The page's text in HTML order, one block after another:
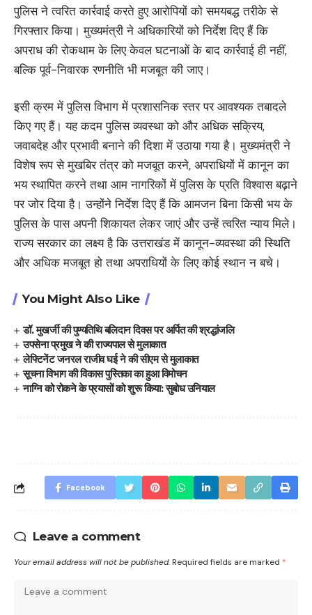
पुलिस ने त्वरित कार्रवाई करते हुए आरोपियों को समयबद्ध तरीके से
गिरफ्तार किया। मुख्यमंत्री ने अधिकारियों को निर्देश दिए हैं कि
अपराध की रोकथाम के लिए केवल घटनाओं के बाद कार्रवाई ही नहीं,
बल्कि पूर्व-निवारक रणनीति भी मजबूत की जाए।
इसी क्रम में पुलिस विभाग में प्रशासनिक स्तर पर आवश्यक तबादले
किए गए हैं। यह कदम पुलिस व्यवस्था को और अधिक सक्रिय,
जवाबदेह और प्रभावी बनाने की दिशा में उठाया गया है। मुख्यमंत्री ने
विशेष रूप से मुखबिर तंत्र को मजबूत करने, अपराधियों में कानून का
भय स्थापित करने तथा आम नागरिकों में पुलिस के प्रति विश्वास बढ़ाने
पर जोर दिया है। उन्होंने निर्देश दिए हैं कि आमजन बिना किसी भय के
पुलिस के पास अपनी शिकायत लेकर जाएं और उन्हें त्वरित न्याय मिले।
राज्य सरकार का लक्ष्य है कि उत्तराखंड में कानून-व्यवस्था की स्थिति
और अधिक मजबूत हो तथा अपराधियों के लिए कोई स्थान न बचे।
You Might Also Like
डॉ. मुखर्जी की पुण्यतिथि बलिदान दिवस पर अर्पित की श्रद्धांजलि
उपसेना प्रमुख ने की राज्यपाल से मुलाकात
लेफ्टिनेंट जनरल राजीव घई ने की सीएम से मुलाकात
सूचना विभाग की विकास पुस्तिका का हुआ विमोचन
नाग्नि को रोकने के प्रयासों को शुरू किया: सुबोध उनियाल
Facebook
Leave a comment
Your email address will not be published. Required fields are marked *